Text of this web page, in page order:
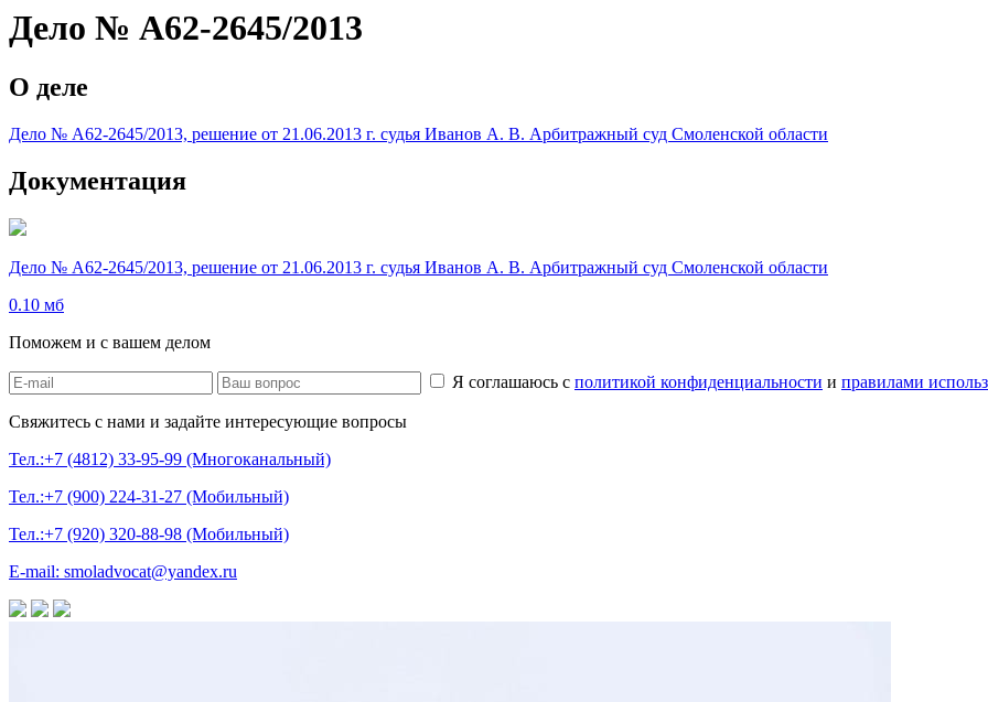
Дело № А62-2645/2013
О деле
Дело № А62-2645/2013, решение от 21.06.2013 г. судья Иванов А. В. Арбитражный суд Смоленской области
Документация
Дело № А62-2645/2013, решение от 21.06.2013 г. судья Иванов А. В. Арбитражный суд Смоленской области
0.10 мб
Поможем и с вашем делом
Я соглашаюсь с политикой конфиденциальности и правилами
Свяжитесь с нами и задайте интересующие вопросы
Тел.:+7 (4812) 33-95-99 (Многоканальный)
Тел.:+7 (900) 224-31-27 (Мобильный)
Тел.:+7 (920) 320-88-98 (Мобильный)
E-mail: smoladvocat@yandex.ru